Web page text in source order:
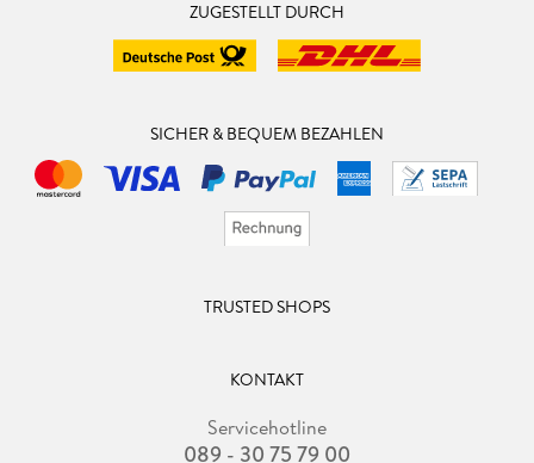
ZUGESTELLT DURCH
SICHER & BEQUEM BEZAHLEN
TRUSTED SHOPS
KONTAKT
Servicehotline
089 - 30 75 79 00